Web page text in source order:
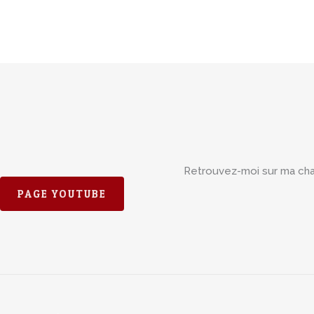
Retrouvez-moi sur ma
PAGE YOUTUBE